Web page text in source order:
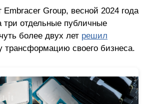
Group, весной 2024 года
три отдельные публичные
более двух лет решил
трансформацию своего бизнеса.